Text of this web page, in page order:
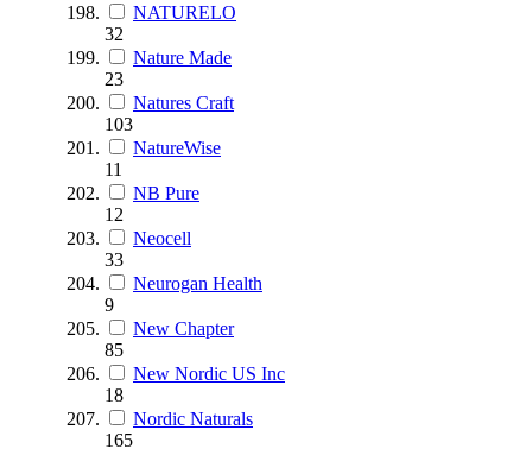
NATURELO
32
Nature Made
23
Natures Craft
103
NatureWise
11
NB Pure
12
Neocell
33
Neurogan Health
9
New Chapter
85
New Nordic US Inc
18
Nordic Naturals
165